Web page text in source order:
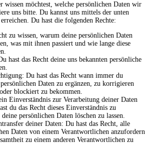
wissen möchtest, welche persönlichen Daten wir
uns bitte. Du kannst uns mittels der unten
Du hast die folgenden Rechte:
zu wissen, warum deine persönlichen Daten
was mit ihnen passiert und wie lange diese
hast das Recht deine uns bekannten persönliche
Du hast das Recht wann immer du
Daten zu ergänzen, zu korrigieren
blockiert zu bekommen.
Einverständnis zur Verarbeitung deiner Daten
du das Recht dieses Einverständnis zu
persönlichen Daten löschen zu lassen.
deiner Daten: Du hast das Recht, alle
Daten von einem Verantwortlichen anzufordern
zu einem anderen Verantwortlichen zu